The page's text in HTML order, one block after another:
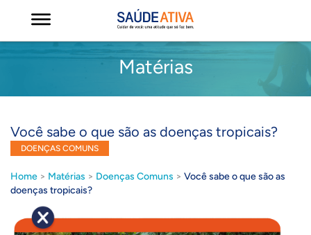
Matérias
Você sabe o que são as doenças tropicais?
DOENÇAS COMUNS
Home > Matérias > Doenças Comuns > Você sabe o que são as
doenças tropicais?